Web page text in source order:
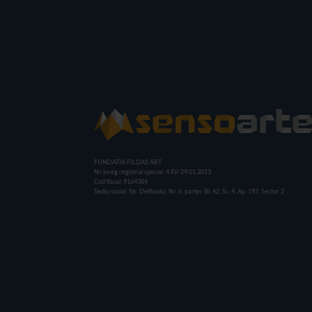
FUNDATIA FILDAS ART
Nr inreg registrul special: 4 PJ/ 29.01.2013
Cod fiscal: 9164384
Sediu social: Str. Delfinului, Nr. 6, parter Bl. 42, Sc. 4, Ap. 197, Sector 2